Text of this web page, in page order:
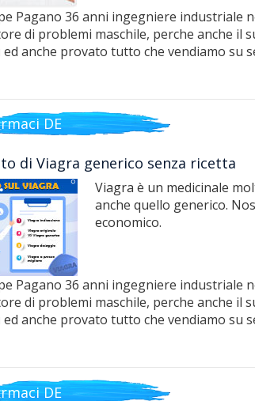
Pagano 36 anni ingegniere industriale
di problemi maschile, perche anche il
anche provato tutto che vendiamo su
DE
di Viagra generico senza ricetta
Viagra è un medicinale
anche quello generico.
economico.
Pagano 36 anni ingegniere industriale
di problemi maschile, perche anche il
anche provato tutto che vendiamo su
DE